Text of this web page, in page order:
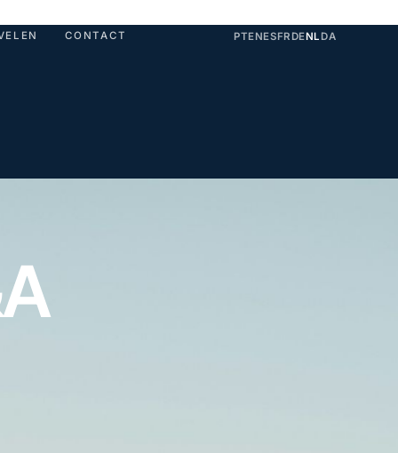
CONTACT PTENESFRDENLDA